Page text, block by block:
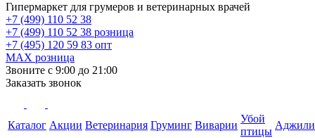
Гипермаркет для грумеров и ветеринарных врачей
+7 (499) 110 52 38
+7 (499) 110 52 38 розница
+7 (495) 120 59 83 опт
MAX розница
Звоните с 9:00 до 21:00
Заказать звонок
Каталог Акции Ветеринария Груминг Виварии
Убой
птицы